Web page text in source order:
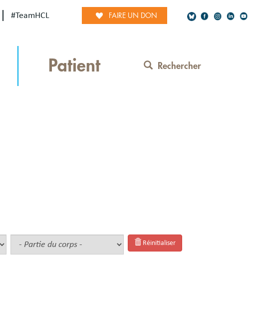
#TeamHCL FAIRE UN DON
Network
Patient Rechercher
Réinitialiser